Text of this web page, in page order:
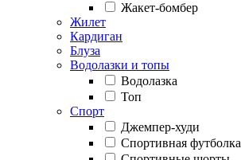
Жакет-бомбер
Жилет
Кардиган
Блуза
Водолазки и топы
Водолазка
Топ
Спорт
Джемпер-худи
Спортивная футболка